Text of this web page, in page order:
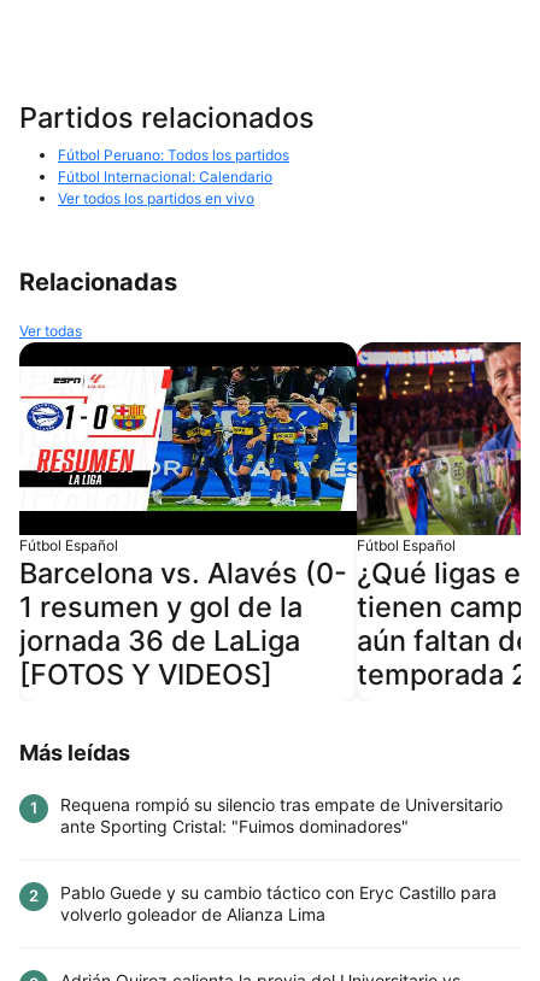
Partidos relacionados
Fútbol Peruano: Todos los partidos
Fútbol Internacional: Calendario
Ver todos los partidos en vivo
Relacionadas
Ver todas
Fútbol Español
Barcelona vs. Alavés (0-
1 resumen y gol de la
jornada 36 de LaLiga
[FOTOS Y VIDEOS]
Fútbol Español
¿Qué ligas
tienen
aún faltan
temporada
Más leídas
1
Requena rompió su silencio tras empate de Universitario
ante Sporting Cristal: "Fuimos dominadores"
2
Pablo Guede y su cambio táctico con Eryc Castillo para
volverlo goleador de Alianza Lima